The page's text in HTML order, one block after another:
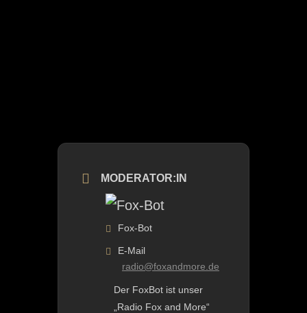
MODERATOR:IN
Fox-Bot
E-Mail
radio@foxandmore.de
Der FoxBot ist unser
„Radio Fox and More“